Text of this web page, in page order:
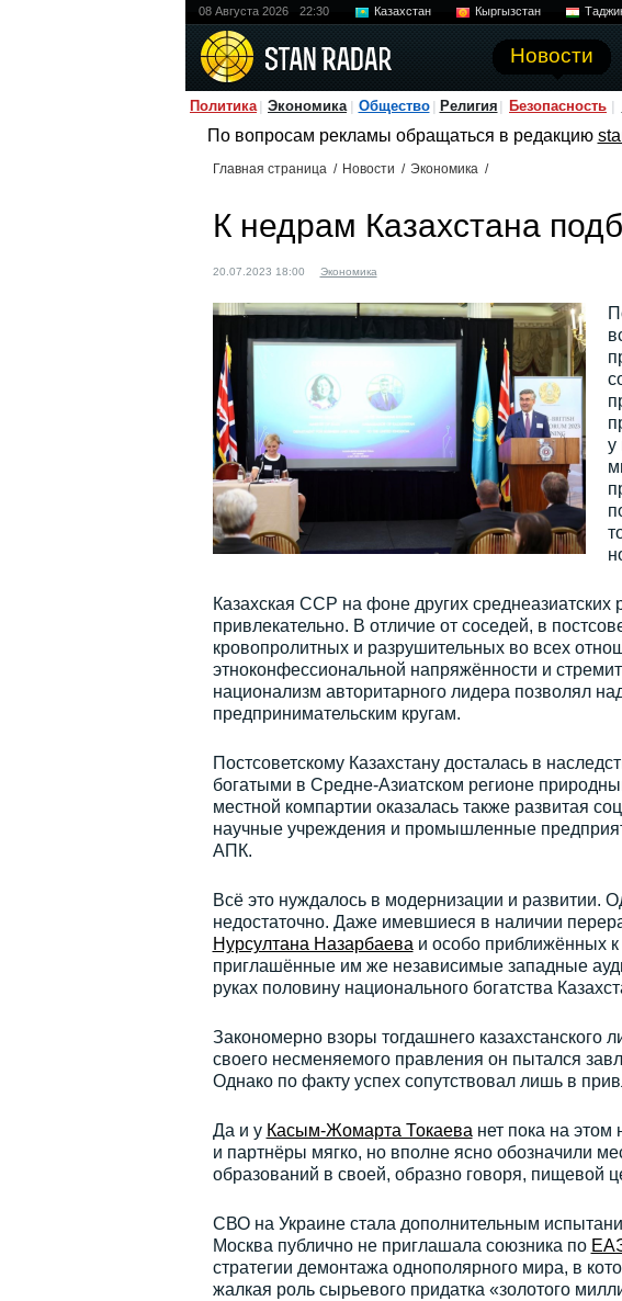
08 Августа 2026 22:30 Казахстан Кыргызстан
Новости
Политика Экономика Общество Религия Безопасность
По вопросам рекламы обращаться в редакцию
Главная страница / Новости / Экономика /
К недрам Казахстана
20.07.2023 18:00 Экономика
у
Казахская ССР на фоне других
привлекательно. В отличие от соседей, в
кровопролитных и разрушительных во всех
этноконфессиональной напряжённости и
национализм авторитарного лидера позволял
предпринимательским кругам.
Постсоветскому Казахстану досталась в
богатыми в Средне-Азиатском регионе
местной компартии оказалась также развитая
научные учреждения и промышленные
АПК.
Всё это нуждалось в модернизации и развитии.
недостаточно. Даже имевшиеся в наличии
Нурсултана Назарбаева и особо приближённых к
приглашённые им же независимые западные
руках половину национального богатства
Закономерно взоры тогдашнего казахстанского
своего несменяемого правления он пытался
Однако по факту успех сопутствовал лишь в
Да и у Касым-Жомарта Токаева нет пока на
и партнёры мягко, но вполне ясно обозначили
образований в своей, образно говоря, пищевой
СВО на Украине стала дополнительным
Москва публично не приглашала союзника по
стратегии демонтажа однополярного мира, в
жалкая роль сырьевого придатка «золотого